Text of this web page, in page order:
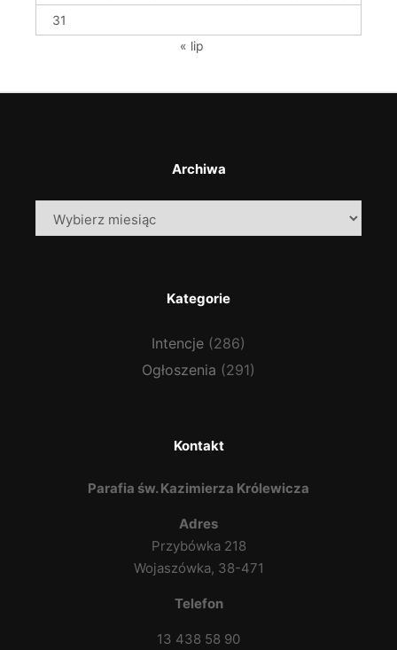
31
« lip
Archiwa
Archiwa
Kategorie
Intencje (286)
Ogłoszenia (291)
Kontakt
Parafia św. Kazimierza Królewicza
Adres
Przybówka 218
Wojaszówka, 38-471
Telefon
13 438 58 90